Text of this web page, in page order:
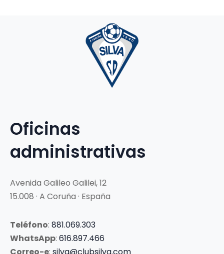
Oficinas
administrativas
Avenida Galileo Galilei, 12
15.008 · A Coruña · España
Teléfono: 881.069.303
WhatsApp: 616.897.466